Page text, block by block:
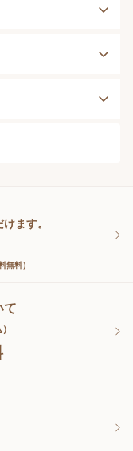
ます。
無料）
て